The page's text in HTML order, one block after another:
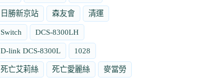
日勝新京站 森友會 清運
Switch DCS-8300LH
D-link DCS-8300L 1028
死亡艾莉絲 死亡愛麗絲 麥當勞